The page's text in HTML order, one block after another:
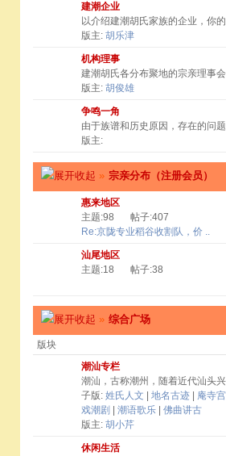
建潮企业
以介绍建潮胡氏家族的企业，你
版主: 胡乐津
机构理事
建潮胡氏各分布聚地的宗亲理事
版主: 胡俊雄
争鸣一角
由于族谱和历史原因，存在的问
版主:
» 宗亲分布（注册会员）
惠来地区
主题:98
帖子:407
Re:京陇专业稻谷收割队，价 ..
汕尾地区
主题:18
帖子:38
» 综合广场
版块
潮汕专栏
潮汕，古称潮州，随着近代汕头
子版: 姓氏人文 地名古迹 庵寺
戏潮剧
潮语歌乐
佛曲讲古
版主: 胡小芹
休闲生活